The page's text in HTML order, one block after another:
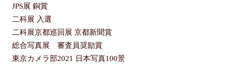
JPS展 銅賞
二科展 入選
二科展京都巡回展 京都新聞賞
総合写真展 審査員奨励賞
東京カメラ部2021 日本写真100景